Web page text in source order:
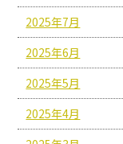
2025年7月
2025年6月
2025年5月
2025年4月